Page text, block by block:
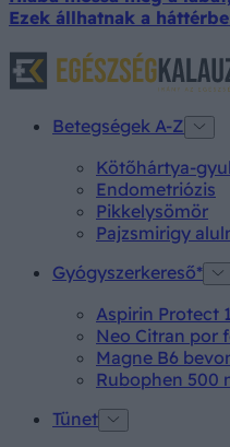
Ezek állhatnak a
Betegségek A-Z
Kötőhártya-
Endometriózis
Pikkelysömör
Pajzsmirigy
Gyógyszerkereső*
Aspirin Protect
Neo Citran por
Magne B6
Rubophen 500
Tünet